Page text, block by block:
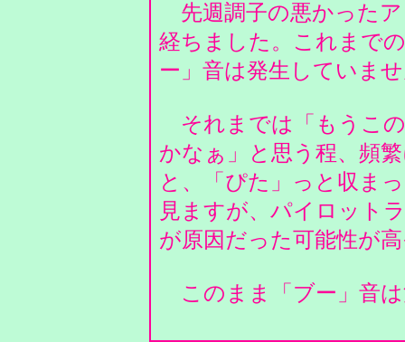
先週調子の悪かった
経ちました。これまで
ー」音は発生していま
それまでは「もうこ
かなぁ」と思う程、頻
と、「ぴた」っと収ま
見ますが、パイロット
が原因だった可能性が
このまま「ブー」音